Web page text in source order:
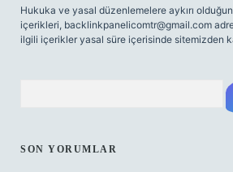
Hukuka ve yasal düzenlemelere aykırı
içerikleri, backlinkpanelicomtr@gmail.com
ilgili içerikler yasal süre içerisinde sitemizden
SON YORUMLAR